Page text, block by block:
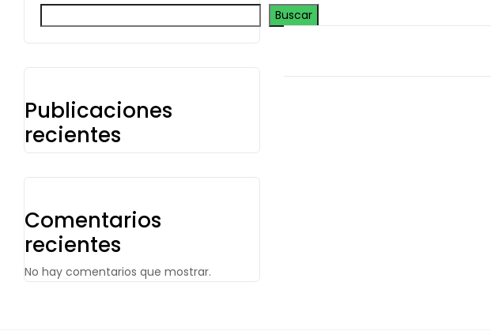
Buscar
Publicaciones
recientes
Comentarios
recientes
No hay comentarios que mostrar.